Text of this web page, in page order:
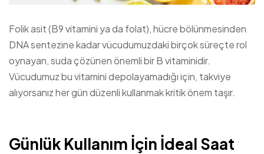
Folik asit (B9 vitamini ya da folat), hücre bölünmesinden
DNA sentezine kadar vücudumuzdaki birçok süreçte rol
oynayan, suda çözünen önemli bir B vitaminidir.
Vücudumuz bu vitamini depolayamadığı için, takviye
alıyorsanız her gün düzenli kullanmak kritik önem taşır.
Günlük Kullanım İçin İdeal Saat